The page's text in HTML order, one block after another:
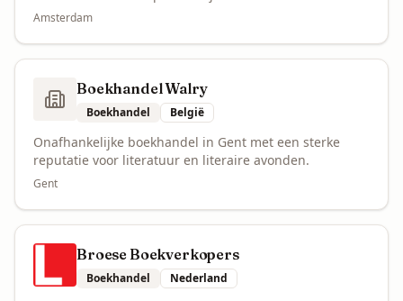
Amsterdam
Boekhandel Walry
Boekhandel België
Onafhankelijke boekhandel in Gent met een sterke
reputatie voor literatuur en literaire avonden.
Gent
Broese Boekverkopers
Boekhandel Nederland